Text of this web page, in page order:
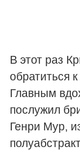
В этот раз
обратиться
Главным
послужил
Генри Мур,